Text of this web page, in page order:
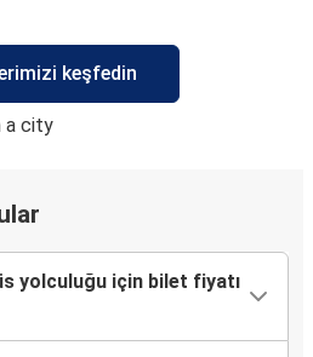
keşfedin
yolculuğu için bilet fiyatı